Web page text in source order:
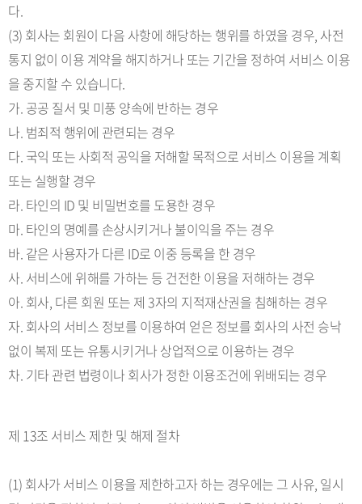
다.
(3) 회사는 회원이 다음 사항에 해당하는 행위를 하였을 경우, 사전
통지 없이 이용 계약을 해지하거나 또는 기간을 정하여 서비스 이용
을 중지할 수 있습니다.
가. 공공 질서 및 미풍 양속에 반하는 경우
나. 범죄적 행위에 관련되는 경우
다. 국익 또는 사회적 공익을 저해할 목적으로 서비스 이용을 계획
또는 실행할 경우
라. 타인의 ID 및 비밀번호를 도용한 경우
마. 타인의 명예를 손상시키거나 불이익을 주는 경우
바. 같은 사용자가 다른 ID로 이중 등록을 한 경우
사. 서비스에 위해를 가하는 등 건전한 이용을 저해하는 경우
아. 회사, 다른 회원 또는 제 3자의 지적재산권을 침해하는 경우
자. 회사의 서비스 정보를 이용하여 얻은 정보를 회사의 사전 승낙
없이 복제 또는 유통시키거나 상업적으로 이용하는 경우
차. 기타 관련 법령이나 회사가 정한 이용조건에 위배되는 경우
제 13조 서비스 제한 및 해제 절차
(1) 회사가 서비스 이용을 제한하고자 하는 경우에는 그 사유, 일시